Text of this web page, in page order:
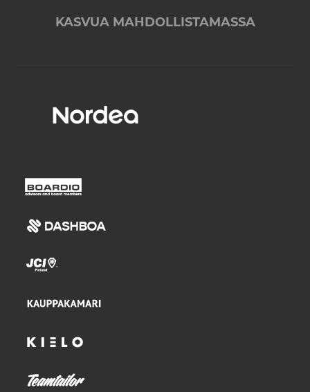
KASVUA MAHDOLLISTAMASSA